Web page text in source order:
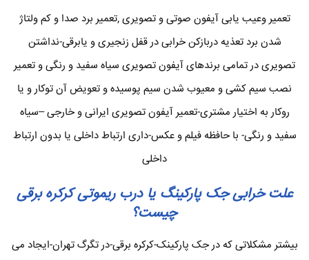
تعمیر وعیب یابی آیفون صوتی و تصویری ,تعمیر برد صدا و کم ولتاژ
شدن برد تعذیه دربازکن خرابی در قفل زنجیری و یابرقی-نداشتن
تصویری در تمامی برندهای آیفون تصویری سیاه سفید و رنگی و تعمیر
نصب سیم کشی و معیوب شدن سیم پوسیده و تعویض آن توکار و یا
روکار به اختیار مشتری-تعمیر آیفون تصویری ایرانی و خارجی –سیاه
سفید و رنگی- با حافظه فیلم و عکس-داری ارتباط داخلی یا بدون ارتباط
داخلی
علت خرابی جک پارکینگ یا درب ریموتی کرکره برقی
چیست؟
بیشتر مشکلاتی که در جک پارکینک-کرکره برقی-در تگرگ تهران-ایجاد می